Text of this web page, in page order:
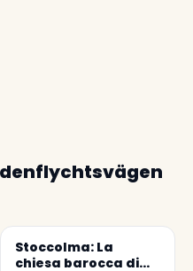
Stoccolma: La
chiesa barocca di